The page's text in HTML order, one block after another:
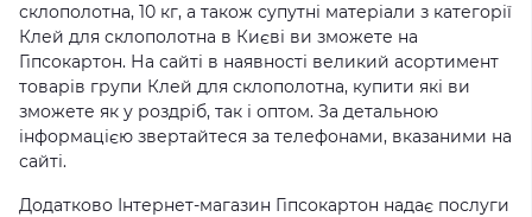
склополотна, 10 кг, а також супутні матеріали з категорії
Клей для склополотна в Києві ви зможете на
Гіпсокартон. На сайті в наявності великий асортимент
товарів групи Клей для склополотна, купити які ви
зможете як у роздріб, так і оптом. За детальною
інформацією звертайтеся за телефонами, вказаними на
сайті.
Додатково Інтернет-магазин Гіпсокартон надає послуги